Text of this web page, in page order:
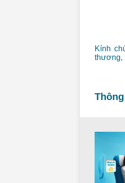
Kính
thương,